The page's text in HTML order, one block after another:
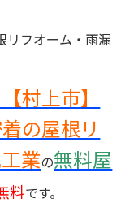
リフオーム・雨漏
村上市】
の屋根リ
業の無料屋
料です。